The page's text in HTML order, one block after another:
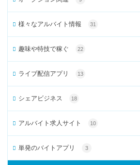
様々なアルバイト情報 31
趣味や特技で稼ぐ 22
ライブ配信アプリ 13
シェアビジネス 18
アルバイト求人サイト 10
単発のバイトアプリ 3